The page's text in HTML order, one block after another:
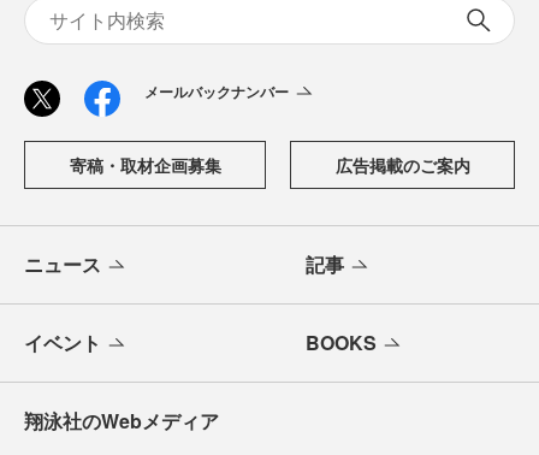
メールバックナンバー
寄稿・取材企画募集 広告掲載のご案内
ニュース 記事
イベント BOOKS
翔泳社のWebメディア